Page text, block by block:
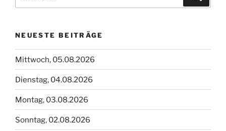
NEUESTE BEITRÄGE
Mittwoch, 05.08.2026
Dienstag, 04.08.2026
Montag, 03.08.2026
Sonntag, 02.08.2026